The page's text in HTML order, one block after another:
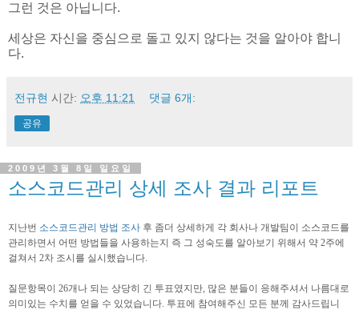
그런 것은 아닙니다.
세상은 자신을 중심으로 돌고 있지 않다는 것을 알아야 합니
다.
전규현 시간: 오후 11:21 댓글 6개:
공유
2009년 3월 8일 일요일
소스코드관리 상세 조사 결과 리포트
지난번 소스코드관리 방법 조사 후 좀더 상세하게 각 회사나 개발팀이 소스코드를
관리하면서 어떤 방법들을 사용하는지 즉 그 성숙도를 알아보기 위해서 약 2주에
걸쳐서 2차 조시를 실시했습니다.
질문항목이 26개나 되는 상당히 긴 투표였지만, 많은 분들이 응해주셔서 나름대로
의미있는 수치를 얻을 수 있었습니다. 투표에 참여해주신 모든 분께 감사드립니